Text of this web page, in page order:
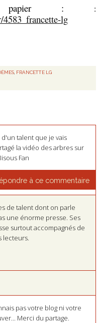
papier :
:
lg
, FRANCETTE LG
talent que je vais
la vidéo des arbres sur
Fan
à ce commentaire
de talent dont on parle
une énorme presse. Ses
surtout accompagnés de
lecteurs.
pas votre blog ni votre
Merci du partage.